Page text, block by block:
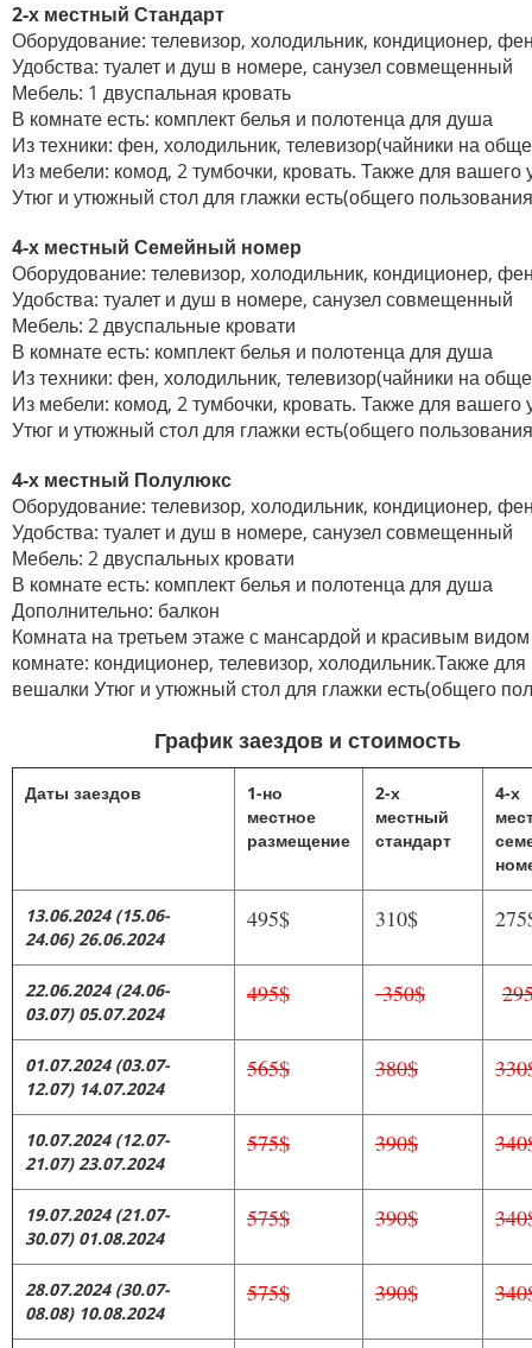
2-х местный Стандарт
Оборудование: телевизор, холодильник, кондиционер,
Удобства: туалет и душ в номере, санузел совмещенный
Мебель: 1 двуспальная кровать
В комнате есть: комплект белья и полотенца для душа
Из техники: фен, холодильник, телевизор(чайники на
Из мебели: комод, 2 тумбочки, кровать. Также для
Утюг и утюжный стол для глажки есть(общего
4-х местный Семейный номер
Оборудование: телевизор, холодильник, кондиционер,
Удобства: туалет и душ в номере, санузел совмещенный
Мебель: 2 двуспальные кровати
В комнате есть: комплект белья и полотенца для душа
Из техники: фен, холодильник, телевизор(чайники на
Из мебели: комод, 2 тумбочки, кровать. Также для
Утюг и утюжный стол для глажки есть(общего
4-х местный Полулюкс
Оборудование: телевизор, холодильник, кондиционер,
Удобства: туалет и душ в номере, санузел совмещенный
Мебель: 2 двуспальных кровати
В комнате есть: комплект белья и полотенца для душа
Дополнительно: балкон
Комната на третьем этаже с мансардой и красивым
комнате: кондиционер, телевизор, холодильник.Также
вешалки Утюг и утюжный стол для глажки есть(общего
График заездов и стоимость
Даты заездов
1-но
местное
размещение
2-х
местный
стандарт
4-х
13.06.2024(15.06-
24.06)26.06.2024
495$ 310$
22.06.2024 (24.06-
03.07)05.07.2024
495$ 350$
01.07.2024(03.07-
12.07)14.07.2024
565$ 380$
10.07.2024 (12.07-
21.07)23.07.2024
575$ 390$
19.07.2024 (21.07-
30.07)01.08.2024
575$ 390$
28.07.2024(30.07-
08.08)10.08.2024
575$ 390$